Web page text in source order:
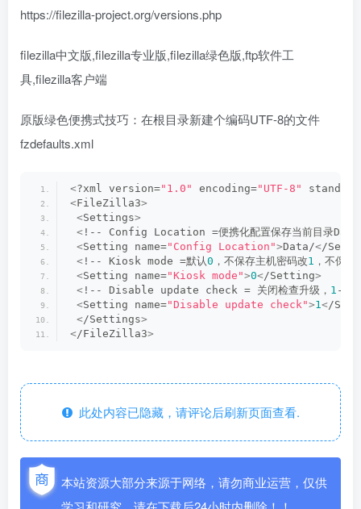
https://filezilla-project.org/versions.php
filezilla中文版,filezilla专业版,filezilla绿色版,ftp软件工
具,filezilla客户端
原版绿色便携式技巧：在根目录新建个编码UTF-8的文件
fzdefaults.xml
<?xml version="1.0" encoding="UTF-8"
<FileZilla3>
<Settings>
< !-- Config Location =便携化配置保存当前目录Data
<Setting name="Config Location">Data/</
< !-- Kiosk mode =默认0 ，不保存主机密码改1 ，不保存
<Setting name="Kiosk mode">0</Setting>
< !-- Disable update check = 关闭检查升级， 1 -不
<Setting name="Disable update check">1</
</Settings>
</FileZilla3>
此处内容已隐藏，请评论后刷新页面查看.
本站资源大部分来源于网络，请勿商业运营，仅供